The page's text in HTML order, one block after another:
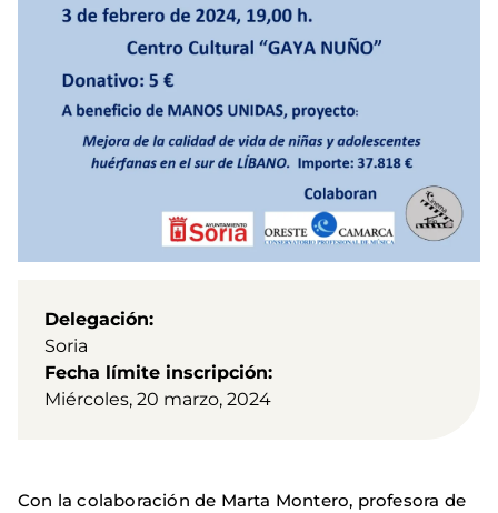
Delegación
Soria
Fecha límite inscripción
Miércoles, 20 marzo, 2024
Con la colaboración de Marta Montero, profesora de